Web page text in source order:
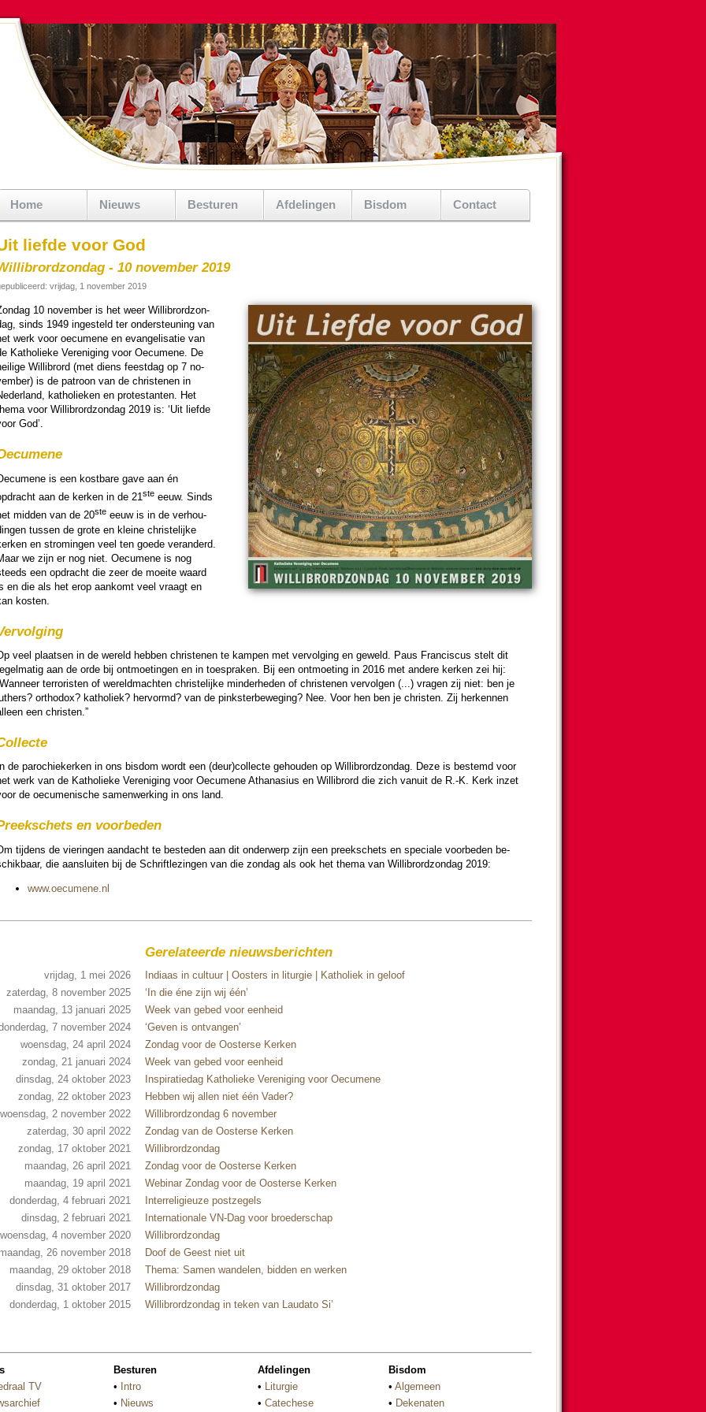
Home Nieuws Besturen Afdelingen Bisdom Contact
liefde voor God
- 10 november 2019
vrijdag, 1 november 2019
10 no­vem­ber is het weer Wil­li­brord­zon­
sinds 1949 inge­steld ter onder­steu­ning van
werk voor oecumene en evangeli­sa­tie van
Katho­lieke Vereni­ging voor Oecumene. De
Wil­li­brord (met diens feest­dag op 7 no­
is de patroon van de chris­te­nen in
katho­lieken en pro­tes­tan­ten. Het
voor Wil­li­brord­zon­dag 2019 is: ‘Uit liefde
God’.
is een kost­ba­re gave aan én
aan de kerken in de 21steeeuw. Sinds
mid­den van de 20steeeuw is in de ver­hou­
tussen de grote en kleine chris­te­lijke
en stro­mingen veel ten goede veran­derd.
we zijn er nog niet. Oecumene is nog
een opdracht die zeer de moeite waard
en die als het erop aan­komt veel vraagt en
kosten.
veel plaatsen in de wereld hebben chris­te­nen te kampen met ver­vol­ging en geweld. Paus Fran­cis­cus stelt dit
aan de orde bij ont­moe­tingen en in toe­spra­ken. Bij een ont­moe­ting in 2016 met andere kerken zei hij:
ter­ro­ris­ten of wereld­machten chris­te­lijke min­der­he­den of chris­te­nen ver­volgen (...) vragen zij niet: ben je
ortho­dox? katho­liek? her­vormd? van de pinkster­be­we­ging? Nee. Voor hen ben je christen. Zij herkennen
een christen.”
de paro­chie­kerken in ons bisdom wordt een (deur)collecte gehou­den op Wil­li­brord­zon­dag. Deze is bestemd voor
werk van de Katho­lieke Vereni­ging voor Oecumene Athanasius en Wil­li­brord die zich vanuit de R.-K. Kerk inzet
de oecu­me­nische samen­wer­king in ons land.
en voor­beden
tij­dens de vie­rin­gen aan­dacht te beste­den aan dit on­der­werp zijn een preekschets en speciale voor­beden be­
die aan­slui­ten bij de Schrift­le­zingen van die zon­dag als ook het thema van Wil­li­brord­zon­dag 2019:
www.oecumene.nl
Gerelateerde nieuwsberichten
vrijdag, 1 mei 2026
Indiaas in cultuur | Oosters in liturgie | Katholiek in geloof
zaterdag, 8 november 2025
‘In die éne zijn wij één’
maandag, 13 januari 2025
Week van gebed voor eenheid
7 november 2024
‘Geven is ontvangen’
woensdag, 24 april 2024
Zondag voor de Oosterse Kerken
zondag, 21 januari 2024
Week van gebed voor eenheid
dinsdag, 24 oktober 2023
Inspiratiedag Katholieke Vereniging voor Oecumene
zondag, 22 oktober 2023
Hebben wij allen niet één Vader?
woensdag, 2 november 2022
Willibrordzondag 6 november
zaterdag, 30 april 2022
Zondag van de Oosterse Kerken
zondag, 17 oktober 2021
Willibrordzondag
maandag, 26 april 2021
Zondag voor de Oosterse Kerken
maandag, 19 april 2021
Webinar Zondag voor de Oosterse Kerken
donderdag, 4 februari 2021
Interreligieuze postzegels
dinsdag, 2 februari 2021
Internationale VN-Dag voor broederschap
woensdag, 4 november 2020
Willibrordzondag
26 november 2018
Doof de Geest niet uit
maandag, 29 oktober 2018
Thema: Samen wandelen, bidden en werken
dinsdag, 31 oktober 2017
Willibrordzondag
donderdag, 1 oktober 2015
Willibrordzondag in teken van Laudato Si’
TV
Besturen
• Intro
• Nieuws
Afdelingen
• Liturgie
• Catechese
Bisdom
• Algemeen
• Dekenaten